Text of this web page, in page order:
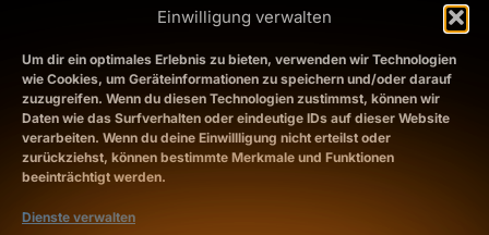
Einwilligung verwalten
Um dir ein optimales Erlebnis zu bieten, verwenden wir Technologien
wie Cookies, um Geräteinformationen zu speichern und/oder darauf
zuzugreifen. Wenn du diesen Technologien zustimmst, können wir
Daten wie das Surfverhalten oder eindeutige IDs auf dieser Website
verarbeiten. Wenn du deine Einwillligung nicht erteilst oder
zurückziehst, können bestimmte Merkmale und Funktionen
beeinträchtigt werden.
Dienste verwalten
Datenspeicherung entfällt. Zwingende gesetzliche
Der Einsatz von Complianz erfolgt, um die
gesetzlich vorgeschriebenen Einwilligungen für
den Einsatz von Cookies einzuholen.
Rechtsgrundlage hierfür ist Art. 6 Abs. 1 lit. c